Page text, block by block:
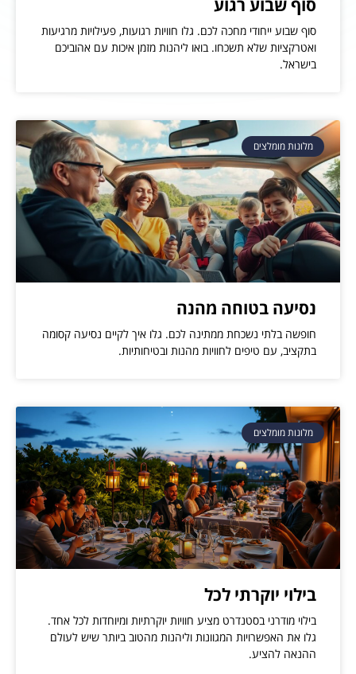
סוף שבוע רגוע
סוף שבוע ייחודי מחכה לכם. גלו חוויות רגועות, פעילויות מרגיעות
ואטרקציות שלא תשכחו. בואו ליהנות מזמן איכות עם אהוביכם
בישראל.
מלונות מומלצים
נסיעה בטוחה מהנה
חופשה בלתי נשכחת ממתינה לכם. גלו איך לקיים נסיעה קסומה
בתקציב, עם טיפים לחוויות מהנות ובטיחותיות.
מלונות מומלצים
בילוי יוקרתי לכל
בילוי מודרני בסטנדרט מציע חוויות יוקרתיות ומיוחדות לכל אחד.
גלו את האפשרויות המגוונות וליהנות מהטוב ביותר שיש לעולם
ההנאה להציע.